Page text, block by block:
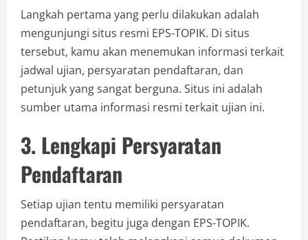
Langkah pertama yang perlu dilakukan adalah
mengunjungi situs resmi EPS-TOPIK. Di situs
tersebut, kamu akan menemukan informasi terkait
jadwal ujian, persyaratan pendaftaran, dan
petunjuk yang sangat berguna. Situs ini adalah
sumber utama informasi resmi terkait ujian ini.
3. Lengkapi Persyaratan
Pendaftaran
Setiap ujian tentu memiliki persyaratan
pendaftaran, begitu juga dengan EPS-TOPIK.